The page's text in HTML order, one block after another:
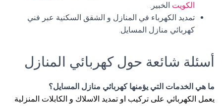
الكويت الخبير.
تمديد الكهرباء في المنازل و الشقق السكنية عبر فني
كهربائي منازل المسايل.
أسئلة شائعة حول كهربائي المنازل
ما هي الخدمات التي يؤمنها كهربائي منازل المسايل؟
يعمل الكهربائي على تركيب او تمديد الاسلاك و الكابلات المنزلية